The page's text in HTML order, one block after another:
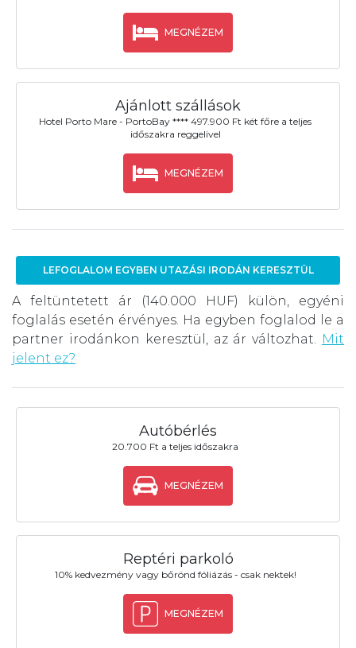
MEGNÉZEM
Ajánlott szállások
Hotel Porto Mare - PortoBay **** 497.900 Ft két főre a teljes
időszakra reggelivel
MEGNÉZEM
LEFOGLALOM EGYBEN UTAZÁSI IRODÁN KERESZTÜL
A feltüntetett ár (140.000 HUF) külön, egyéni
foglalás esetén érvényes. Ha egyben foglalod le a
partner irodánkon keresztül, az ár változhat. Mit
jelent ez?
Autóbérlés
20.700 Ft a teljes időszakra
MEGNÉZEM
Reptéri parkoló
10% kedvezmény vagy bőrönd fóliázás - csak nektek!
MEGNÉZEM